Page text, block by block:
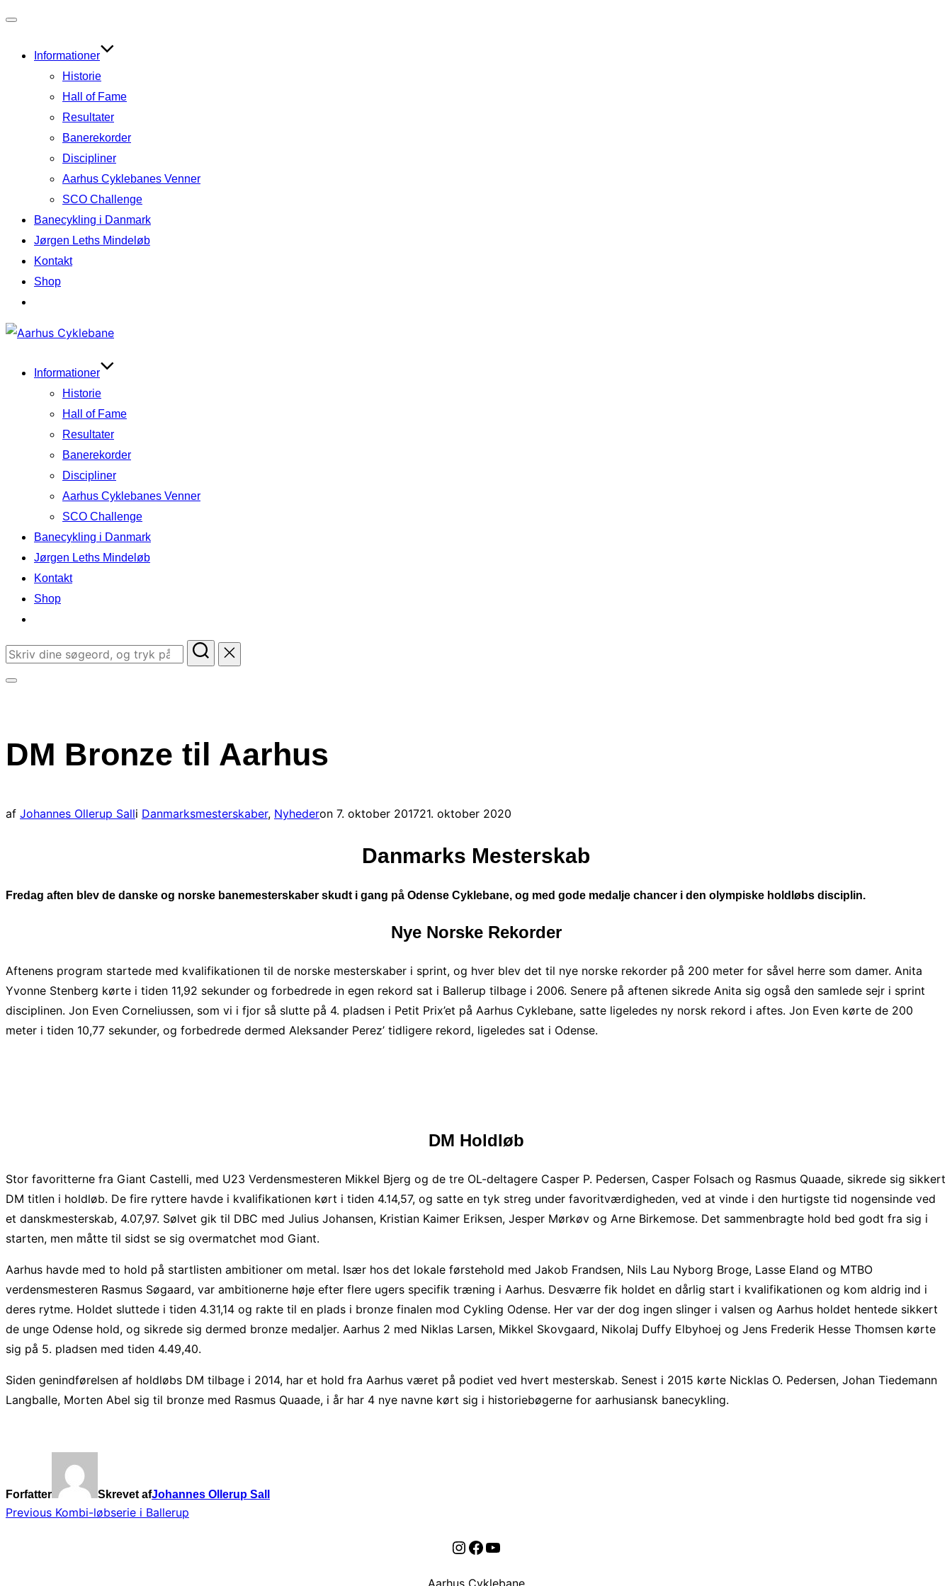
navigationInformationer
Historie
Hall of Fame
Resultater
Banerekorder
Discipliner
Aarhus Cyklebanes Venner
SCO Challenge
Banecykling i Danmark
Jørgen Leths Mindeløb
Kontakt
Shop
Videre
indholdInformationer
Historie
Hall of Fame
Resultater
Banerekorder
Discipliner
Aarhus Cyklebanes Venner
SCO Challenge
Banecykling i Danmark
Jørgen Leths Mindeløb
Kontakt
Shop
Søg
sidekolonne
til/fra
DM Bronze til Aarhus
af Johannes Ollerup Salli Danmarksmesterskaber, Nyhederon Udgivet
7. oktober 201721. oktober 2020
Danmarks Mesterskab
Fredag aften blev de danske og norske banemesterskaber skudt i gang på Odense Cyklebane, og med gode medalje chancer i den olympiske holdløbs disciplin.
Nye Norske Rekorder
Aftenens program startede med kvalifikationen til de norske mesterskaber i sprint, og hver blev det til nye norske rekorder på 200 meter for såvel herre som damer. Anita
Yvonne Stenberg kørte i tiden 11,92 sekunder og forbedrede in egen rekord sat i Ballerup tilbage i 2006. Senere på aftenen sikrede Anita sig også den samlede sejr i sprint
disciplinen. Jon Even Corneliussen, som vi i fjor så slutte på 4. pladsen i Petit Prix’et på Aarhus Cyklebane, satte ligeledes ny norsk rekord i aftes. Jon Even kørte de 200
meter i tiden 10,77 sekunder, og forbedrede dermed Aleksander Perez’ tidligere rekord, ligeledes sat i Odense.
DM Holdløb
Stor favoritterne fra Giant Castelli, med U23 Verdensmesteren Mikkel Bjerg og de tre OL-deltagere Casper P. Pedersen, Casper Folsach og Rasmus Quaade, sikrede sig sikkert
DM titlen i holdløb. De fire ryttere havde i kvalifikationen kørt i tiden 4.14,57, og satte en tyk streg under favoritværdigheden, ved at vinde i den hurtigste tid nogensinde ved
et danskmesterskab, 4.07,97. Sølvet gik til DBC med Julius Johansen, Kristian Kaimer Eriksen, Jesper Mørkøv og Arne Birkemose. Det sammenbragte hold bed godt fra sig i
starten, men måtte til sidst se sig overmatchet mod Giant.
Aarhus havde med to hold på startlisten ambitioner om metal. Især hos det lokale førstehold med Jakob Frandsen, Nils Lau Nyborg Broge, Lasse Eland og MTBO
verdensmesteren Rasmus Søgaard, var ambitionerne høje efter flere ugers specifik træning i Aarhus. Desværre fik holdet en dårlig start i kvalifikationen og kom aldrig ind i
deres rytme. Holdet sluttede i tiden 4.31,14 og rakte til en plads i bronze finalen mod Cykling Odense. Her var der dog ingen slinger i valsen og Aarhus holdet hentede sikkert
de unge Odense hold, og sikrede sig dermed bronze medaljer. Aarhus 2 med Niklas Larsen, Mikkel Skovgaard, Nikolaj Duffy Elbyhoej og Jens Frederik Hesse Thomsen kørte
sig på 5. pladsen med tiden 4.49,40.
Siden genindførelsen af holdløbs DM tilbage i 2014, har et hold fra Aarhus været på podiet ved hvert mesterskab. Senest i 2015 kørte Nicklas O. Pedersen, Johan Tiedemann
Langballe, Morten Abel sig til bronze med Rasmus Quaade, i år har 4 nye navne kørt sig i historiebøgerne for aarhusiansk banecykling.
Forfatter Skrevet afJohannes Ollerup Sall
Indlægsnavigation
Previous
Previous Kombi-løbserie i Ballerup
Instagram
Facebook
YouTube